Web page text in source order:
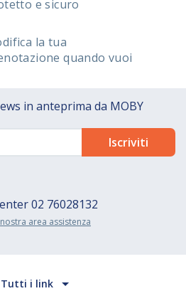
e sicuro
la tua
quando vuoi
in anteprima da MOBY
02 76028132
nostra area assistenza
Tutti i link